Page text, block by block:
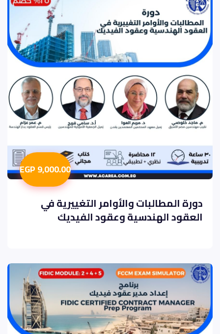
9,000.00 EGP
دورة المطالبات والأوامر التغييرية في
العقود الهندسية وعقود الفيديك